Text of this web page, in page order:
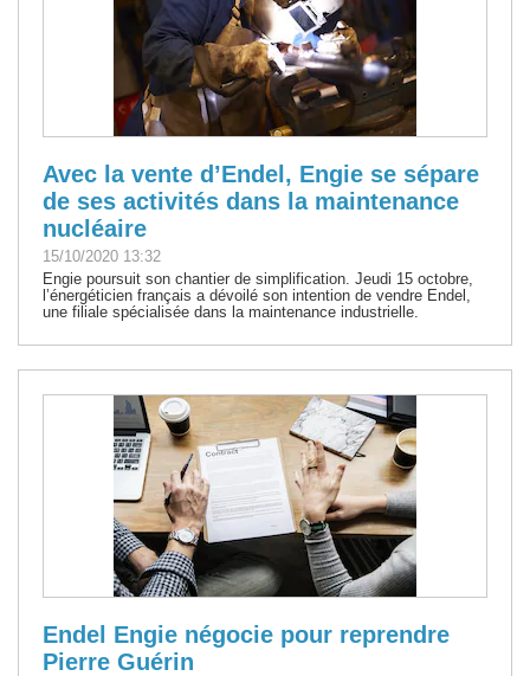
Avec la vente d’Endel, Engie se sépare
de ses activités dans la maintenance
nucléaire
15/10/2020 13:32
Engie poursuit son chantier de simplification. Jeudi 15 octobre,
l’énergéticien français a dévoilé son intention de vendre Endel,
une filiale spécialisée dans la maintenance industrielle.
Endel Engie négocie pour reprendre
Pierre Guérin